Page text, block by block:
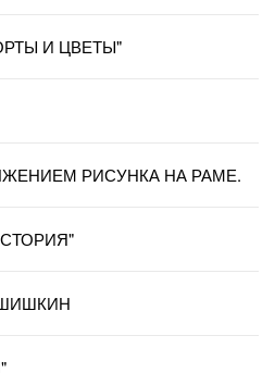
И ЦВЕТЫ"
РИСУНКА НА РАМЕ.